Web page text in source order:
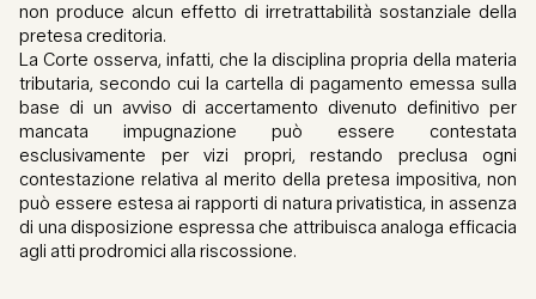
non produce alcun effetto di irretrattabilità sostanziale della
pretesa creditoria.
La Corte osserva, infatti, che la disciplina propria della materia
tributaria, secondo cui la cartella di pagamento emessa sulla
base di un avviso di accertamento divenuto definitivo per
mancata impugnazione può essere contestata
esclusivamente per vizi propri, restando preclusa ogni
contestazione relativa al merito della pretesa impositiva, non
può essere estesa ai rapporti di natura privatistica, in assenza
di una disposizione espressa che attribuisca analoga efficacia
agli atti prodromici alla riscossione.